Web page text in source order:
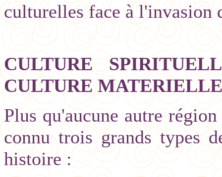
culturelles face à l'invasion
CULTURE
CULTURE MATERIELLE
Plus qu'aucune autre
connu trois grands types
histoire :